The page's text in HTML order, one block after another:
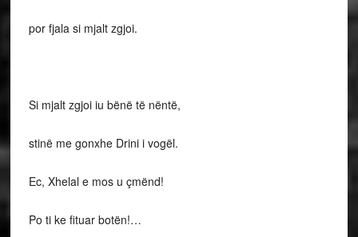
por fjala si mjalt zgjoi.
Si mjalt zgjoi iu bënë të nëntë,
stinë me gonxhe Drini i vogël.
Ec, Xhelal e mos u çmënd!
Po ti ke fituar botën!…